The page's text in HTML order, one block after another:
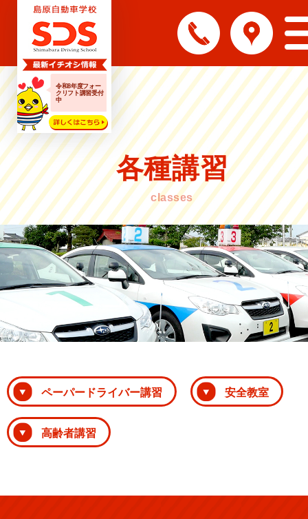
令和8年度フォー
クリフト講習受付
中
各種講習
classes
ペーパードライバー講習 安全教室
高齢者講習